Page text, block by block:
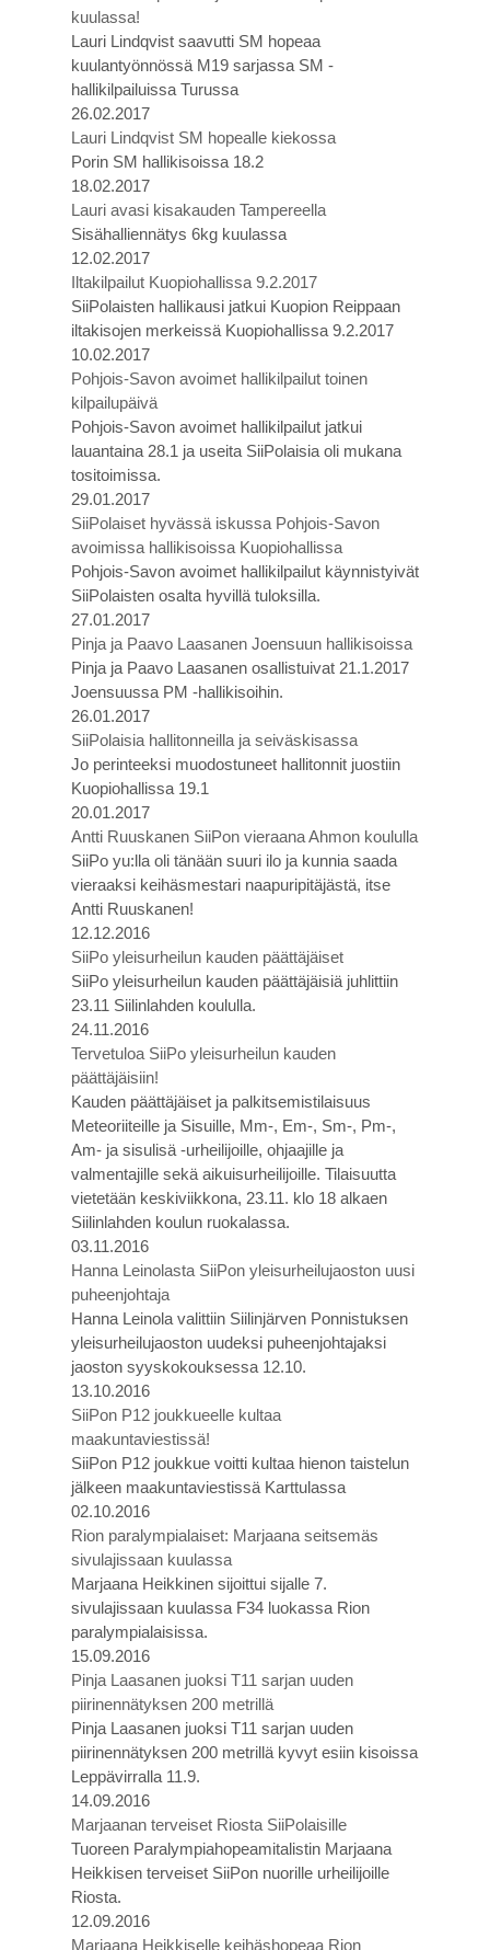
kuulassa!
Lauri Lindqvist saavutti SM hopeaa
kuulantyönnössä M19 sarjassa SM -
hallikilpailuissa Turussa
26.02.2017
Lauri Lindqvist SM hopealle kiekossa
Porin SM hallikisoissa 18.2
18.02.2017
Lauri avasi kisakauden Tampereella
Sisähalliennätys 6kg kuulassa
12.02.2017
Iltakilpailut Kuopiohallissa 9.2.2017
SiiPolaisten hallikausi jatkui Kuopion Reippaan
iltakisojen merkeissä Kuopiohallissa 9.2.2017
10.02.2017
Pohjois-Savon avoimet hallikilpailut toinen
kilpailupäivä
Pohjois-Savon avoimet hallikilpailut jatkui
lauantaina 28.1 ja useita SiiPolaisia oli mukana
tositoimissa.
29.01.2017
SiiPolaiset hyvässä iskussa Pohjois-Savon
avoimissa hallikisoissa Kuopiohallissa
Pohjois-Savon avoimet hallikilpailut käynnistyivät
SiiPolaisten osalta hyvillä tuloksilla.
27.01.2017
Pinja ja Paavo Laasanen Joensuun hallikisoissa
Pinja ja Paavo Laasanen osallistuivat 21.1.2017
Joensuussa PM -hallikisoihin.
26.01.2017
SiiPolaisia hallitonneilla ja seiväskisassa
Jo perinteeksi muodostuneet hallitonnit juostiin
Kuopiohallissa 19.1
20.01.2017
Antti Ruuskanen SiiPon vieraana Ahmon koululla
SiiPo yu:lla oli tänään suuri ilo ja kunnia saada
vieraaksi keihäsmestari naapuripitäjästä, itse
Antti Ruuskanen!
12.12.2016
SiiPo yleisurheilun kauden päättäjäiset
SiiPo yleisurheilun kauden päättäjäisiä juhlittiin
23.11 Siilinlahden koululla.
24.11.2016
Tervetuloa SiiPo yleisurheilun kauden
päättäjäisiin!
Kauden päättäjäiset ja palkitsemistilaisuus
Meteoriiteille ja Sisuille, Mm-, Em-, Sm-, Pm-,
Am- ja sisulisä -urheilijoille, ohjaajille ja
valmentajille sekä aikuisurheilijoille. Tilaisuutta
vietetään keskiviikkona, 23.11. klo 18 alkaen
Siilinlahden koulun ruokalassa.
03.11.2016
Hanna Leinolasta SiiPon yleisurheilujaoston uusi
puheenjohtaja
Hanna Leinola valittiin Siilinjärven Ponnistuksen
yleisurheilujaoston uudeksi puheenjohtajaksi
jaoston syyskokouksessa 12.10.
13.10.2016
SiiPon P12 joukkueelle kultaa
maakuntaviestissä!
SiiPon P12 joukkue voitti kultaa hienon taistelun
jälkeen maakuntaviestissä Karttulassa
02.10.2016
Rion paralympialaiset: Marjaana seitsemäs
sivulajissaan kuulassa
Marjaana Heikkinen sijoittui sijalle 7.
sivulajissaan kuulassa F34 luokassa Rion
paralympialaisissa.
15.09.2016
Pinja Laasanen juoksi T11 sarjan uuden
piirinennätyksen 200 metrillä
Pinja Laasanen juoksi T11 sarjan uuden
piirinennätyksen 200 metrillä kyvyt esiin kisoissa
Leppävirralla 11.9.
14.09.2016
Marjaanan terveiset Riosta SiiPolaisille
Tuoreen Paralympiahopeamitalistin Marjaana
Heikkisen terveiset SiiPon nuorille urheilijoille
Riosta.
12.09.2016
Marjaana Heikkiselle keihäshopeaa Rion